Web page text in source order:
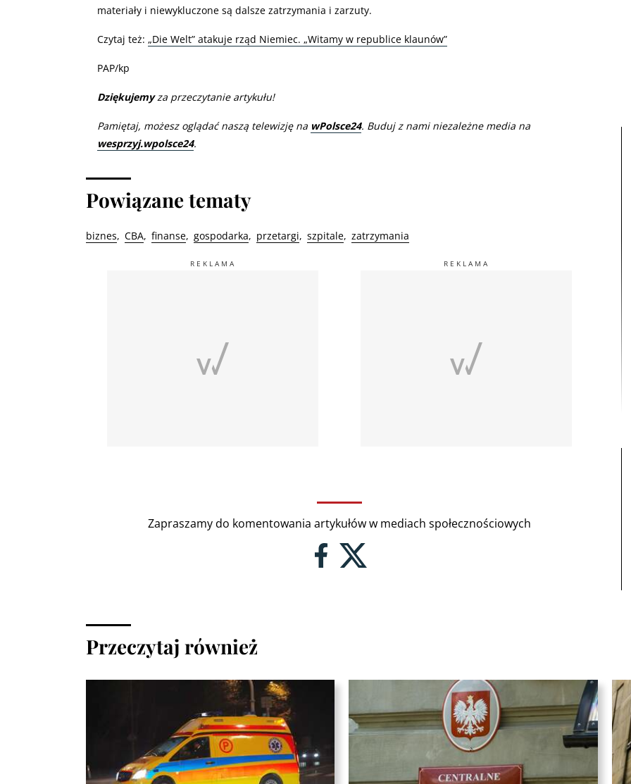
materiały i niewykluczone są dalsze zatrzymania i zarzuty.
Czytaj też: „Die Welt” atakuje rząd Niemiec. „Witamy w republice klaunów”
PAP/kp
Dziękujemyza przeczytanie artykułu!
Pamiętaj, możesz oglądać naszą telewizję na wPolsce24. Buduj z nami niezależne media na
wesprzyj.wpolsce24.
Powiązane tematy
biznes CBA finanse gospodarka przetargi szpitale zatrzymania
Zapraszamy do komentowania artykułów w mediach społecznościowych
Przeczytaj również